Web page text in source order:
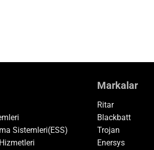
Sistemleri(ESS)
Markalar
Ritar
Blackbatt
Trojan
Enersys